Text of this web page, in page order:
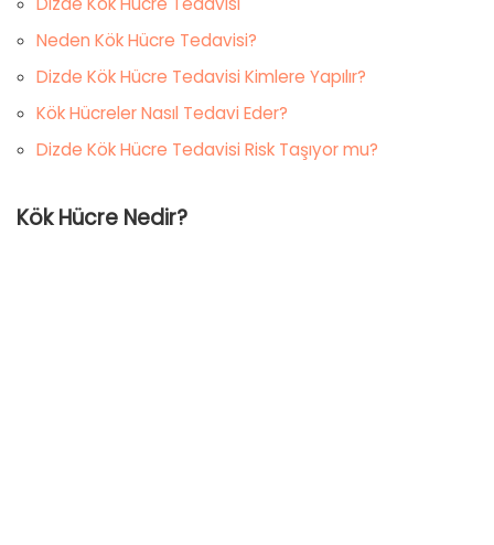
Neden Kök Hücre Tedavisi?
Dizde Kök Hücre Tedavisi Kimlere Yapılır?
Kök Hücreler Nasıl Tedavi Eder?
Dizde Kök Hücre Tedavisi Risk Taşıyor mu?
Kök Hücre Nedir?